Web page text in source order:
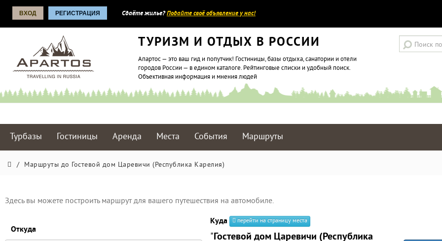
ВХОД РЕГИСТРАЦИЯ Сдаёте жилье?Подайте своё объявление у нас!
ТУРИЗМ И ОТДЫХ В РОССИИ
Апартос — это ваш гид и попутчик! Гостиницы, базы отдыха, санатории и отели
городов России — в едином каталоге. Рейтинговые списки и удобный поиск.
Объективная информация и мнения людей
Турбазы Гостиницы Аренда Места События Маршруты
/ Маршруты до Гостевой дом Царевичи (Республика Карелия)
Здесь вы можете построить маршрут для вашего путешествия на автомобиле.
Откуда
Куда перейти на страницу места
"Гостевой дом Царевичи (Республика